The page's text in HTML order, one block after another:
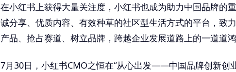
在小红书上获得大量关注度，小红书也成为助力中国品牌的
诚分享、优质内容、有效种草的社区型生活方式的平台，致
产品、抢占赛道、树立品牌，跨越企业发展道路上的一道道鸿
7月30日，小红书CMO之恒在“从心出发——中国品牌创新创